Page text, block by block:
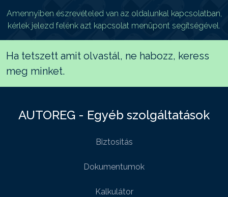
Amennyiben észrevételed van az oldalunkal kapcsolatban,
kérlek jelezd felénk azt kapcsolat menüpont segítségével.
Ha tetszett amit olvastál, ne habozz, keress
meg minket.
AUTOREG - Egyéb szolgáltatások
Biztositás
Dokumentumok
Kalkulátor